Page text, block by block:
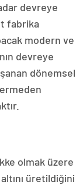
devreye
fabrika
modern ve
devreye
dönemsel
olmak üzere
üretildiğini